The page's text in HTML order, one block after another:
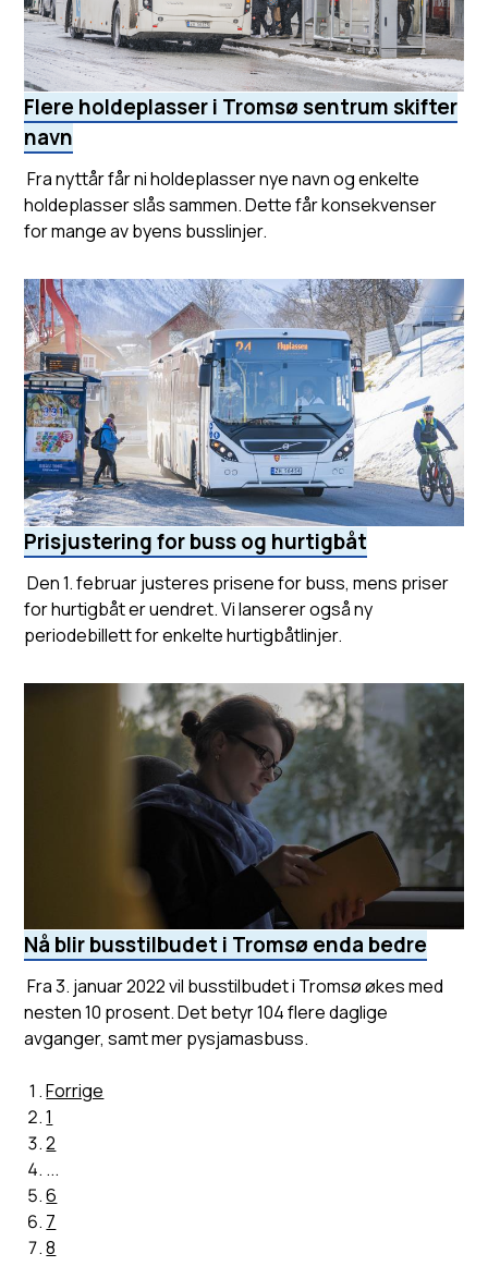
Flere holdeplasser i Tromsø sentrum skifter
navn
Fra nyttår får ni holdeplasser nye navn og enkelte
holdeplasser slås sammen. Dette får konsekvenser
for mange av byens busslinjer.
Prisjustering for buss og hurtigbåt
Den 1. februar justeres prisene for buss, mens priser
for hurtigbåt er uendret. Vi lanserer også ny
periodebillett for enkelte hurtigbåtlinjer.
Nå blir busstilbudet i Tromsø enda bedre
Fra 3. januar 2022 vil busstilbudet i Tromsø økes med
nesten 10 prosent. Det betyr 104 flere daglige
avganger, samt mer pysjamasbuss.
Forrige
1
2
...
6
7
8